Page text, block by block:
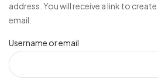
address. You will receive a link to
email.
Username or email